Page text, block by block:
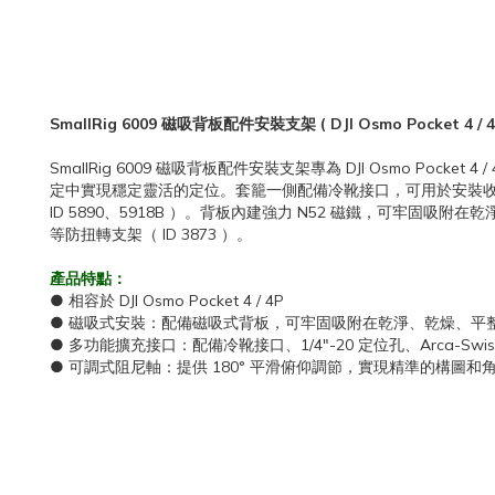
SmallRig 6009 磁吸背板配件安裝支架 ( DJI Osmo Pocket 4 /
SmallRig 6009 磁吸背板配件安裝支架專為 DJI Osmo Pocket 4
定中實現穩定靈活的定位。套籠一側配備冷靴接口，可用於安
ID 5890、5918B ）。背板內建強力 N52 磁鐵，可牢固吸附在
等防扭轉支架（ ID 3873 ）。
產品特點：
● 相容於 DJI Osmo Pocket 4 / 4P
● 磁吸式安裝：配備磁吸式背板，可牢固吸附在乾淨、乾燥、平
● 多功能擴充接口：配備冷靴接口、1/4"-20 定位孔、Arca-
● 可調式阻尼軸：提供 180° 平滑​​俯仰調節，實現精準的構圖和